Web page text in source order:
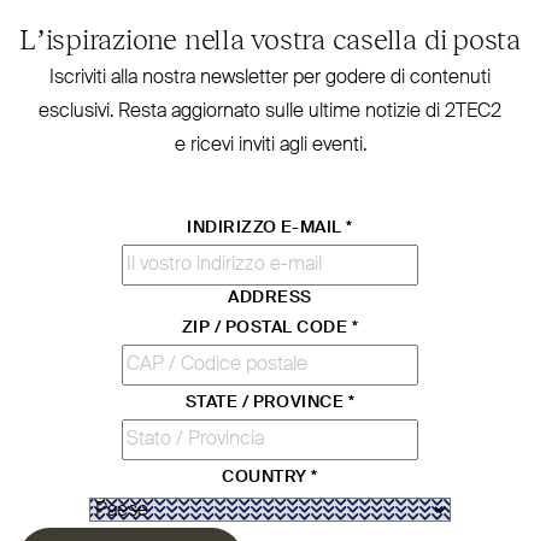
L’ispirazione nella vostra casella di posta
Iscriviti alla nostra new­sletter per godere di contenuti
esclusivi. Resta aggiornato sulle ultime notizie di 2TEC2
e ricevi inviti agli eventi.
INDIRIZZO E-MAIL*
ADDRESS
ZIP / POSTAL CODE *
STATE / PROVINCE *
COUNTRY*